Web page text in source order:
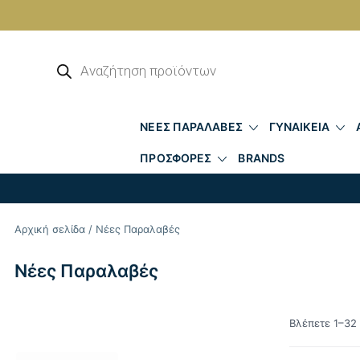
προϊόντων
ΝΕΕΣ ΠΑΡΑΛΑΒΕΣ ΓΥΝΑΙΚΕΙΑ
ΠΡΟΣΦΟΡΕΣ BRANDS
Αρχική σελίδα / Νέες Παραλαβές
Νέες Παραλαβές
Βλέπετε